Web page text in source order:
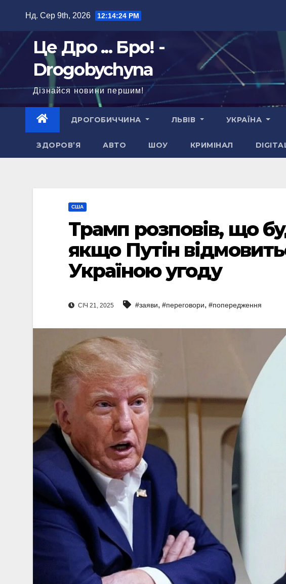
Нд. Сер 9th, 2026 12:14:25 PM
Це Дро ... Бро! -
Drogobychyna
Дізнайся новини першим!
ДРОГОБИЧЧИНА ЛЬВІВ УКРАЇНА
ЗДОРОВ’Я АВТО ШОУ КРИМІНАЛ
США
Трамп розповів, що
якщо Путін
Україною угоду
СІЧ 21, 2025 #заяви, #переговори, #попередження